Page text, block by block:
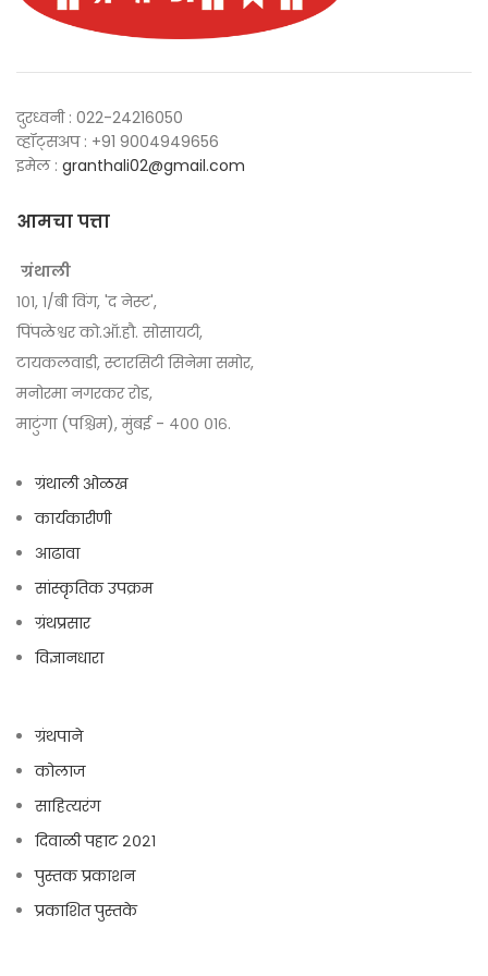
दुरध्वनी : 022-24216050
व्हॉट्सअप : +91 9004949656
इमेल : granthali02@gmail.com
आमचा पत्ता
ग्रंथाली
१०१, १/बी विंग, 'द नेस्ट',
पिंपळेश्वर को.ऑ.हौ. सोसायटी,
टायकलवाडी, स्टारसिटी सिनेमा समोर,
मनोरमा नगरकर रोड,
माटुंगा (पश्चिम), मुंबई - ४०० ०१६.
ग्रंथाली ओळख
कार्यकारीणी
आढावा
सांस्कृतिक उपक्रम
ग्रंथप्रसार
विज्ञानधारा
ग्रंथपाने
कोलाज
साहित्यरंग
दिवाळी पहाट २०२१
पुस्तक प्रकाशन
प्रकाशित पुस्तके